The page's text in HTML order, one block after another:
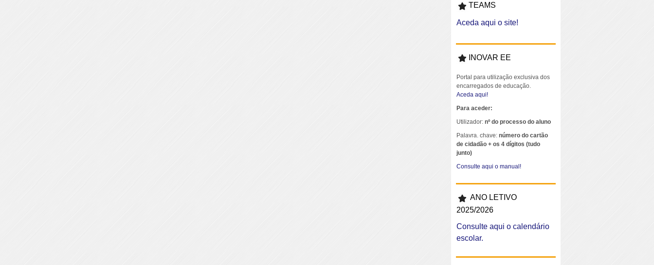
TEAMS
Aceda aqui o site!
INOVAR EE
Portal para utilização exclusiva dos
encarregados de educação.
Aceda aqui!
Para aceder:
Utilizador: nº do processo do aluno
Palavra. chave:número do cartão
de cidadão + os 4 dígitos (tudo
junto)
Consulte aqui o manual!
ANO LETIVO
2025/2026
Consulte aqui o calendário
escolar.